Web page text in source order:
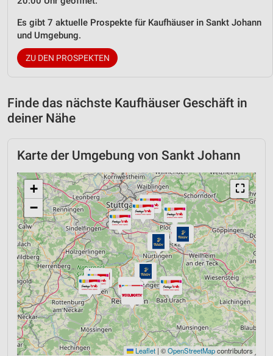
Es gibt 7 aktuelle Prospekte für Kaufhäuser in Sankt Johann
und Umgebung.
ZU DEN PROSPEKTEN
Finde das nächste Kaufhäuser Geschäft in
deiner Nähe
Karte der Umgebung von Sankt Johann
⛶
+
−
Leaflet | ©OpenStreetMapcontributors